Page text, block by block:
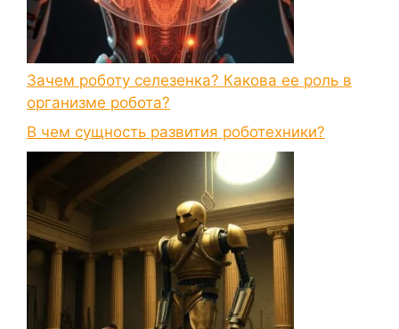
Зачем роботу селезенка? Какова ее роль в
организме робота?
В чем сущность развития роботехники?